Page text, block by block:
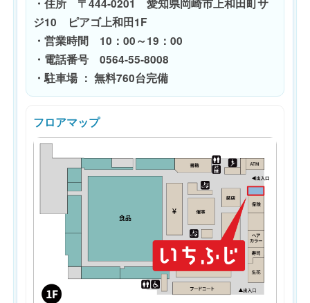
・住所 〒444-0201 愛知県岡崎市上和田町サ
ジ10 ピアゴ上和田1F
・営業時間 10：00～19：00
・電話番号 0564-55-8008
・駐車場 ： 無料760台完備
フロアマップ